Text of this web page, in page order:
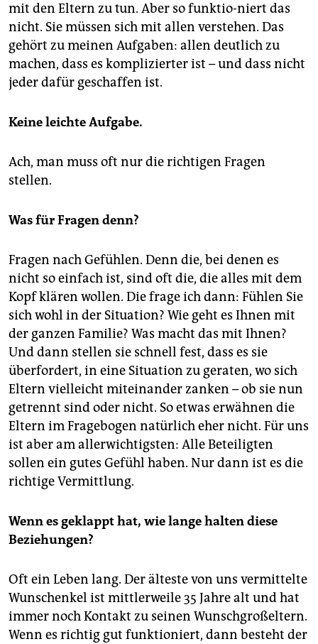
mit den Eltern zu tun. Aber so funktio-niert das
nicht. Sie müssen sich mit allen verstehen. Das
gehört zu meinen Aufgaben: allen deutlich zu
machen, dass es komplizierter ist – und dass nicht
jeder dafür geschaffen ist.
Keine leichte Aufgabe.
Ach, man muss oft nur die richtigen Fragen
stellen.
Was für Fragen denn?
Fragen nach Gefühlen. Denn die, bei denen es
nicht so einfach ist, sind oft die, die alles mit dem
Kopf klären wollen. Die frage ich dann: Fühlen Sie
sich wohl in der Situation? Wie geht es Ihnen mit
der ganzen Familie? Was macht das mit Ihnen?
Und dann stellen sie schnell fest, dass es sie
überfordert, in eine Situation zu geraten, wo sich
Eltern vielleicht miteinander zanken – ob sie nun
getrennt sind oder nicht. So etwas erwähnen die
Eltern im Fragebogen natürlich eher nicht. Für uns
ist aber am allerwichtigsten: Alle Beteiligten
sollen ein gutes Gefühl haben. Nur dann ist es die
richtige Vermittlung.
Wenn es geklappt hat, wie lange halten diese
Beziehungen?
Oft ein Leben lang. Der älteste von uns vermittelte
Wunschenkel ist mittlerweile 35 Jahre alt und hat
immer noch Kontakt zu seinen Wunschgroßeltern.
Wenn es richtig gut funktioniert, dann besteht der